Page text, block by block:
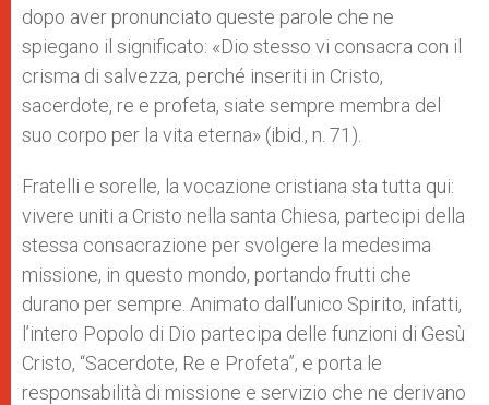
dopo aver pronunciato queste parole che ne
spiegano il significato: «Dio stesso vi consacra con il
crisma di salvezza, perché inseriti in Cristo,
sacerdote, re e profeta, siate sempre membra del
suo corpo per la vita eterna» (ibid., n. 71).
Fratelli e sorelle, la vocazione cristiana sta tutta qui:
vivere uniti a Cristo nella santa Chiesa, partecipi della
stessa consacrazione per svolgere la medesima
missione, in questo mondo, portando frutti che
durano per sempre. Animato dall’unico Spirito, infatti,
l’intero Popolo di Dio partecipa delle funzioni di Gesù
Cristo, “Sacerdote, Re e Profeta”, e porta le
responsabilità di missione e servizio che ne derivano